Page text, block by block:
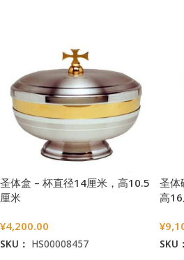
圣体盒 – 杯直径14厘米，高10.5
厘米
¥4,200.00
SKU： HS00008457
圣体
高
¥
SKU：